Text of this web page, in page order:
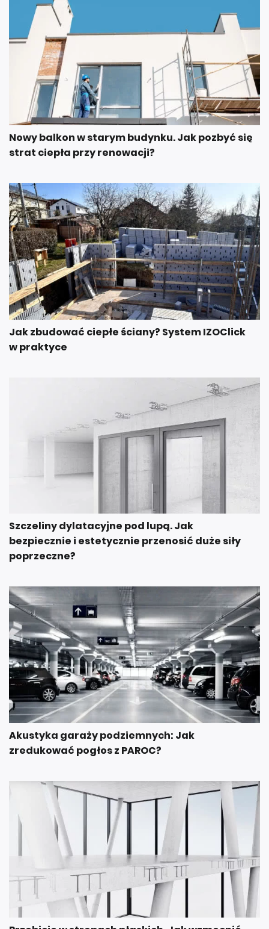
Nowy balkon w starym budynku. Jak pozbyć się
strat ciepła przy renowacji?
Jak zbudować ciepłe ściany? System IZOClick
w praktyce
Szczeliny dylatacyjne pod lupą. Jak
bezpiecznie i estetycznie przenosić duże siły
poprzeczne?
Akustyka garaży podziemnych: Jak
zredukować pogłos z PAROC?